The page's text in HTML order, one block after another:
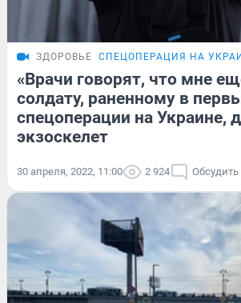
ЗДОРОВЬЕ СПЕЦОПЕРАЦИЯ НА
«Врачи говорят, что мне
солдату, раненному в
спецоперации на Украине,
экзоскелет
30 апреля, 2022, 11:00 2 924 Обсудить